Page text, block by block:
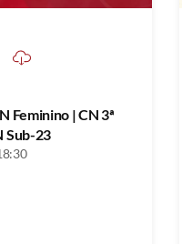
Feminino | CN 3ª
Sub-23